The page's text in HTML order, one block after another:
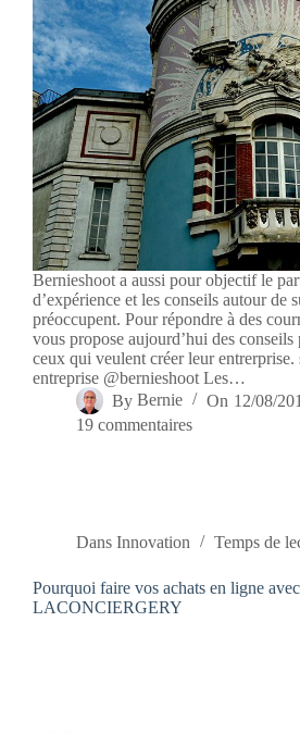
Bernieshoot a aussi pour objectif le
d’expérience et les conseils autour de
préoccupent. Pour répondre à des
vous propose aujourd’hui des conseils
ceux qui veulent créer leur entrerprise.
entreprise @bernieshoot Les…
By Bernie On 12/08/
19 commentaires
Dans Innovation Temps de
Pourquoi faire vos achats en ligne avec
LACONCIERGERY